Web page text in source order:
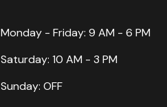
Monday - Friday: 9 AM - 6 PM
Saturday: 10 AM - 3 PM
Sunday: OFF